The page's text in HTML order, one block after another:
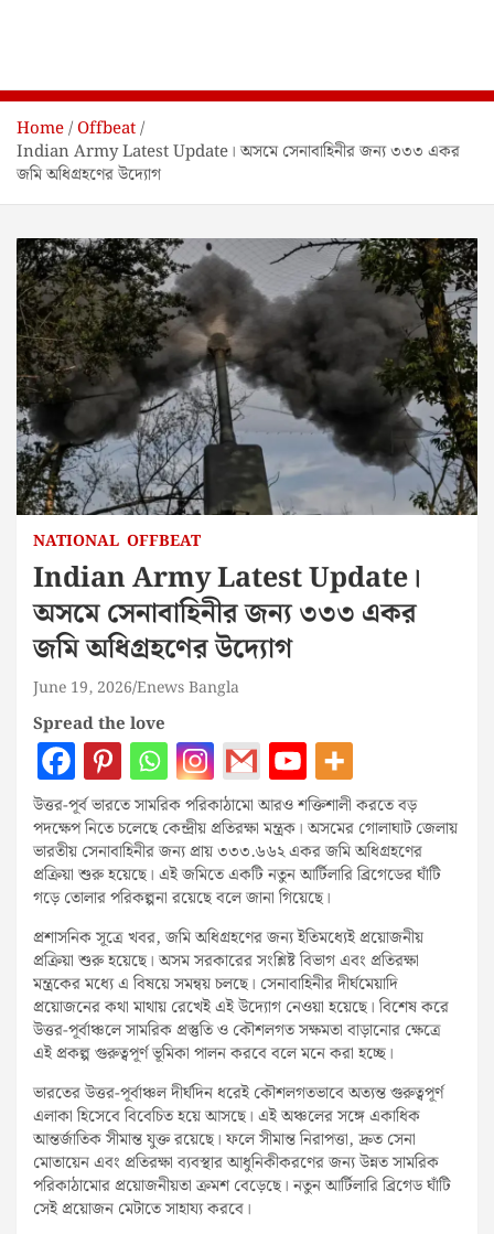
Home Offbeat
Indian Army Latest Update। অসমে সেনাবাহিনীর জন্য ৩৩৩ একর
জমি অধিগ্রহণের উদ্যোগ
NATIONAL OFFBEAT
Indian Army Latest Update।
অসমে সেনাবাহিনীর জন্য ৩৩৩ একর
জমি অধিগ্রহণের উদ্যোগ
June 19, 2026 Enews Bangla
Spread the love
উত্তর-পূর্ব ভারতে সামরিক পরিকাঠামো আরও শক্তিশালী করতে বড়
পদক্ষেপ নিতে চলেছে কেন্দ্রীয় প্রতিরক্ষা মন্ত্রক। অসমের গোলাঘাট জেলায়
ভারতীয় সেনাবাহিনীর জন্য প্রায় ৩৩৩.৬৬২ একর জমি অধিগ্রহণের
প্রক্রিয়া শুরু হয়েছে। এই জমিতে একটি নতুন আর্টিলারি ব্রিগেডের ঘাঁটি
গড়ে তোলার পরিকল্পনা রয়েছে বলে জানা গিয়েছে।
প্রশাসনিক সূত্রে খবর, জমি অধিগ্রহণের জন্য ইতিমধ্যেই প্রয়োজনীয়
প্রক্রিয়া শুরু হয়েছে। অসম সরকারের সংশ্লিষ্ট বিভাগ এবং প্রতিরক্ষা
মন্ত্রকের মধ্যে এ বিষয়ে সমন্বয় চলছে। সেনাবাহিনীর দীর্ঘমেয়াদি
প্রয়োজনের কথা মাথায় রেখেই এই উদ্যোগ নেওয়া হয়েছে। বিশেষ করে
উত্তর-পূর্বাঞ্চলে সামরিক প্রস্তুতি ও কৌশলগত সক্ষমতা বাড়ানোর ক্ষেত্রে
এই প্রকল্প গুরুত্বপূর্ণ ভূমিকা পালন করবে বলে মনে করা হচ্ছে।
ভারতের উত্তর-পূর্বাঞ্চল দীর্ঘদিন ধরেই কৌশলগতভাবে অত্যন্ত গুরুত্বপূর্ণ
এলাকা হিসেবে বিবেচিত হয়ে আসছে। এই অঞ্চলের সঙ্গে একাধিক
আন্তর্জাতিক সীমান্ত যুক্ত রয়েছে। ফলে সীমান্ত নিরাপত্তা, দ্রুত সেনা
মোতায়েন এবং প্রতিরক্ষা ব্যবস্থার আধুনিকীকরণের জন্য উন্নত সামরিক
পরিকাঠামোর প্রয়োজনীয়তা ক্রমশ বেড়েছে। নতুন আর্টিলারি ব্রিগেড ঘাঁটি
সেই প্রয়োজন মেটাতে সাহায্য করবে।